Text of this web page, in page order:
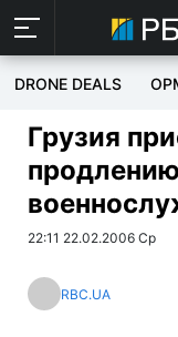
DRONE DEALS
Грузия
22:11 22.02.2006 Ср
RBC.UA